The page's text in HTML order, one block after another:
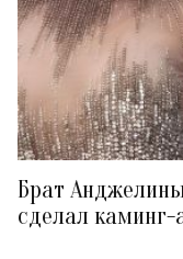
Брат
сделал каминг-